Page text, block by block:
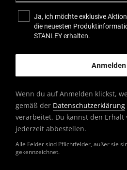
Alle Felder sind Pflichtfelder, außer sie
gekennzeichnet.
Ja, ich möchte exklusive
die neuesten
STANLEY erhalten.
Wenn du auf Anmelden klickst,
gemäß der Datenschutzerklärung
verarbeitet. Du kannst den
jederzeit abbestellen.